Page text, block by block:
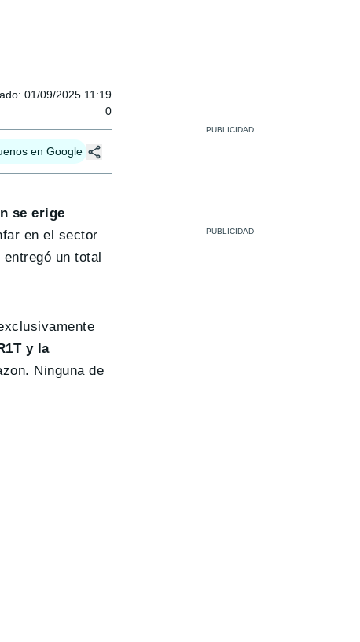
: 01/09/2025 11:19
0
en Google
se erige
en el sector
un total
y la
Ninguna de